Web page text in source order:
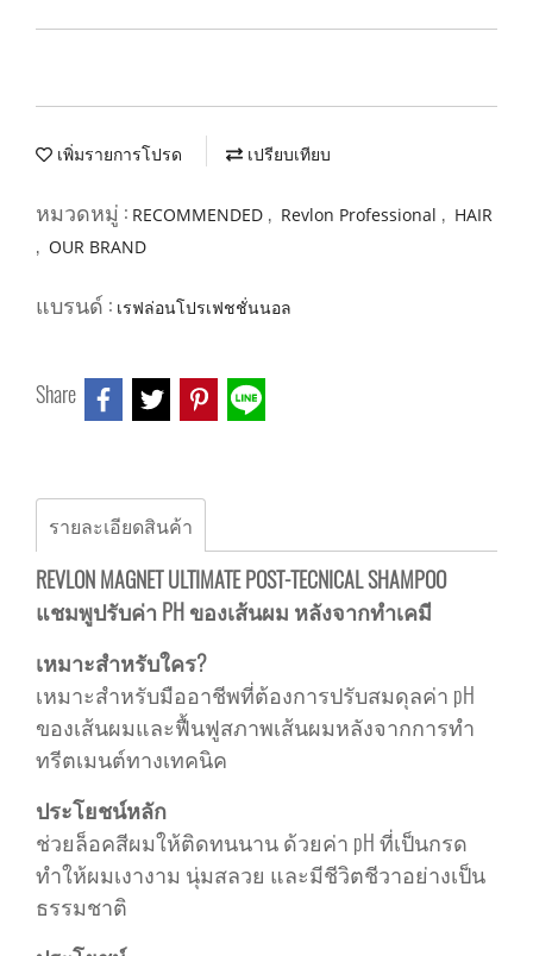
เพิ่มรายการโปรด เปรียบเทียบ
หมวดหมู่ : RECOMMENDED , Revlon Professional , HAIR
, OUR BRAND
แบรนด์ : เรฟล่อนโปรเฟชชั่นนอล
Share
รายละเอียดสินค้า
REVLON MAGNET ULTIMATE POST-TECNICAL SHAMPOO
แชมพูปรับค่า PH ของเส้นผม หลังจากทำเคมี
เหมาะสำหรับใคร?
เหมาะสำหรับมืออาชีพที่ต้องการปรับสมดุลค่า pH
ของเส้นผมและฟื้นฟูสภาพเส้นผมหลังจากการทำ
ทรีตเมนต์ทางเทคนิค
ประโยชน์หลัก
ช่วยล็อคสีผมให้ติดทนนาน ด้วยค่า pH ที่เป็นกรด
ทำให้ผมเงางาม นุ่มสลวย และมีชีวิตชีวาอย่างเป็น
ธรรมชาติ